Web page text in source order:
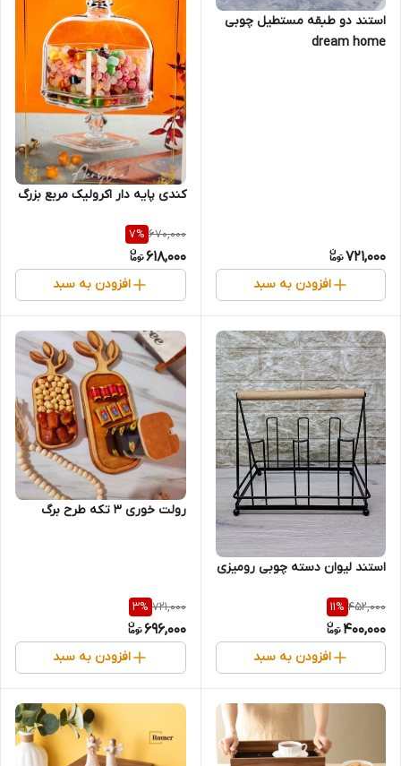
استند دو طبقه مستطیل چوبی
dream home
721,000
افزودن به سبد
کندی پایه دار اکرولیک مربع بزرگ
670,000
7%
618,000
افزودن به سبد
استند لیوان دسته چوبی رومیزی
452,000
11%
400,000
افزودن به سبد
رولت خوری 3 تکه طرح برگ
721,000
3%
696,000
افزودن به سبد